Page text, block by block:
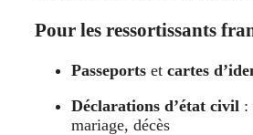
Pour les ressortissants
Passeports et cartes
Déclarations d’état civil :
mariage, décès